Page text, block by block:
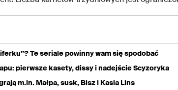
Te seriale powinny wam się spodobać
pierwsze kasety, dissy i nadejście Scyzoryka
m.in. Małpa, susk, Bisz i Kasia Lins